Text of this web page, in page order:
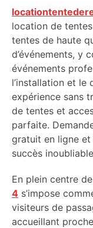
location de
tentes de haute
d’événements, y
événements
l’installation et le
expérience sans
de tentes et
parfaite.
gratuit en ligne
succès
En plein centre
4 s’impose
visiteurs de
accueillant